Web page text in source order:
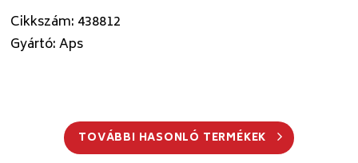
Cikkszám: 438812
Gyártó: Aps
TOVÁBBI HASONLÓ TERMÉKEK